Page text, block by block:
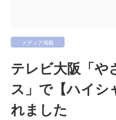
メディア掲載
テレビ大阪「や
ス」で【ハイシ
れました